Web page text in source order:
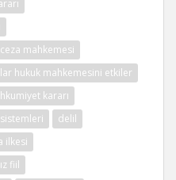
ceza mahkemesi
hukuk mahkemesini etkiler
kararı
delil
ilkesi
fiil